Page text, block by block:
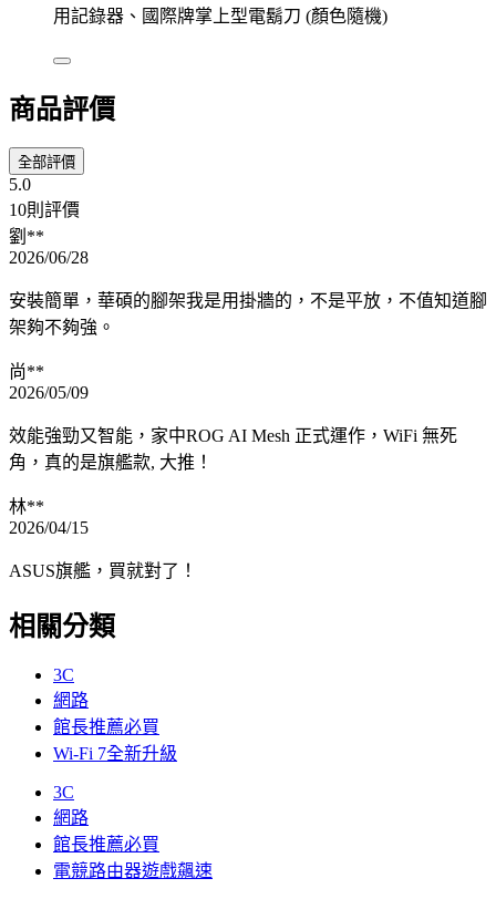
用記錄器、國際牌掌上型電鬍刀 (顏色隨機)
商品評價
全部評價
5.0
10則評價
劉**
2026/06/28
安裝簡單，華碩的腳架我是用掛牆的，不是平放，不值知道腳
架夠不夠強。
尚**
2026/05/09
效能強勁又智能，家中ROG AI Mesh 正式運作，WiFi 無死
角，真的是旗艦款, 大推！
林**
2026/04/15
ASUS旗艦，買就對了！
相關分類
3C
網路
館長推薦必買
Wi-Fi 7全新升級
3C
網路
館長推薦必買
電競路由器遊戲飆速